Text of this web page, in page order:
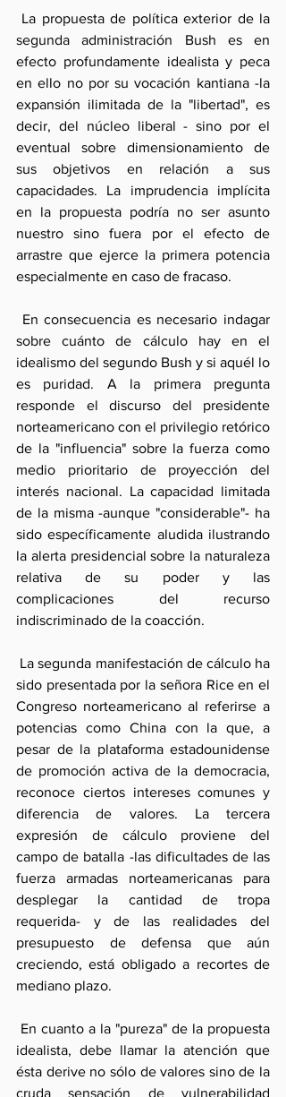
segunda administración Bush es en
efecto profundamente idealista y peca
en ello no por su vocación kantiana -la
expansión ilimitada de la "libertad", es
decir, del núcleo liberal - sino por el
eventual sobre dimensionamiento de
sus objetivos en relación a sus
capacidades. La imprudencia implícita
en la propuesta podría no ser asunto
nuestro sino fuera por el efecto de
arrastre que ejerce la primera potencia
especialmente en caso de fracaso.
sobre cuánto de cálculo hay en el
idealismo del segundo Bush y si aquél lo
es puridad. A la primera pregunta
responde el discurso del presidente
norteamericano con el privilegio retórico
de la "influencia" sobre la fuerza como
medio prioritario de proyección del
interés nacional. La capacidad limitada
de la misma -aunque "considerable"- ha
sido específicamente aludida ilustrando
la alerta presidencial sobre la naturaleza
relativa de su poder y las
complicaciones del recurso
indiscriminado de la coacción.
sido presentada por la señora Rice en el
Congreso norteamericano al referirse a
potencias como China con la que, a
pesar de la plataforma estadounidense
de promoción activa de la democracia,
reconoce ciertos intereses comunes y
diferencia de valores. La tercera
expresión de cálculo proviene del
campo de batalla -las dificultades de las
fuerza armadas norteamericanas para
desplegar la cantidad de tropa
requerida- y de las realidades del
presupuesto de defensa que aún
creciendo, está obligado a recortes de
mediano plazo.
idealista, debe llamar la atención que
ésta derive no sólo de valores sino de la
cruda sensación de vulnerabilidad